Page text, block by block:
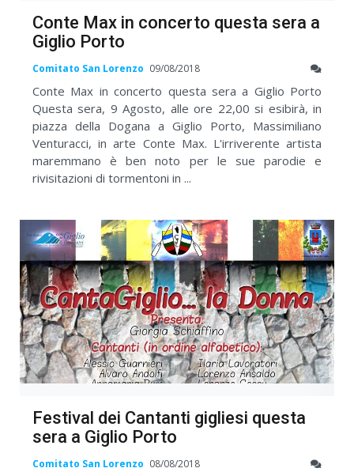
Conte Max in concerto questa sera a
Giglio Porto
Comitato San Lorenzo 09/08/2018
Conte Max in concerto questa sera a Giglio Porto
Questa sera, 9 Agosto, alle ore 22,00 si esibirà, in
piazza della Dogana a Giglio Porto, Massimiliano
Venturacci, in arte Conte Max. L'irriverente artista
maremmano è ben noto per le sue parodie e
rivisitazioni di tormentoni in ...
Festival dei Cantanti gigliesi questa
sera a Giglio Porto
Comitato San Lorenzo 08/08/2018